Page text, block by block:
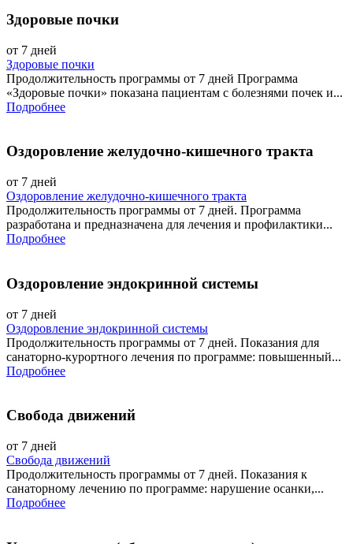
Здоровые почки
от 7 дней
Здоровые почки
Продолжительность программы от 7 дней Программа
«Здоровые почки» показана пациентам с болезнями почек и...
Подробнее
Оздоровление желудочно-кишечного тракта
от 7 дней
Оздоровление желудочно-кишечного тракта
Продолжительность программы от 7 дней. Программа
разработана и предназначена для лечения и профилактики...
Подробнее
Оздоровление эндокринной системы
от 7 дней
Оздоровление эндокринной системы
Продолжительность программы от 7 дней. Показания для
санаторно-курортного лечения по программе: повышенный...
Подробнее
Свобода движений
от 7 дней
Свобода движений
Продолжительность программы от 7 дней. Показания к
санаторному лечению по программе: нарушение осанки,...
Подробнее